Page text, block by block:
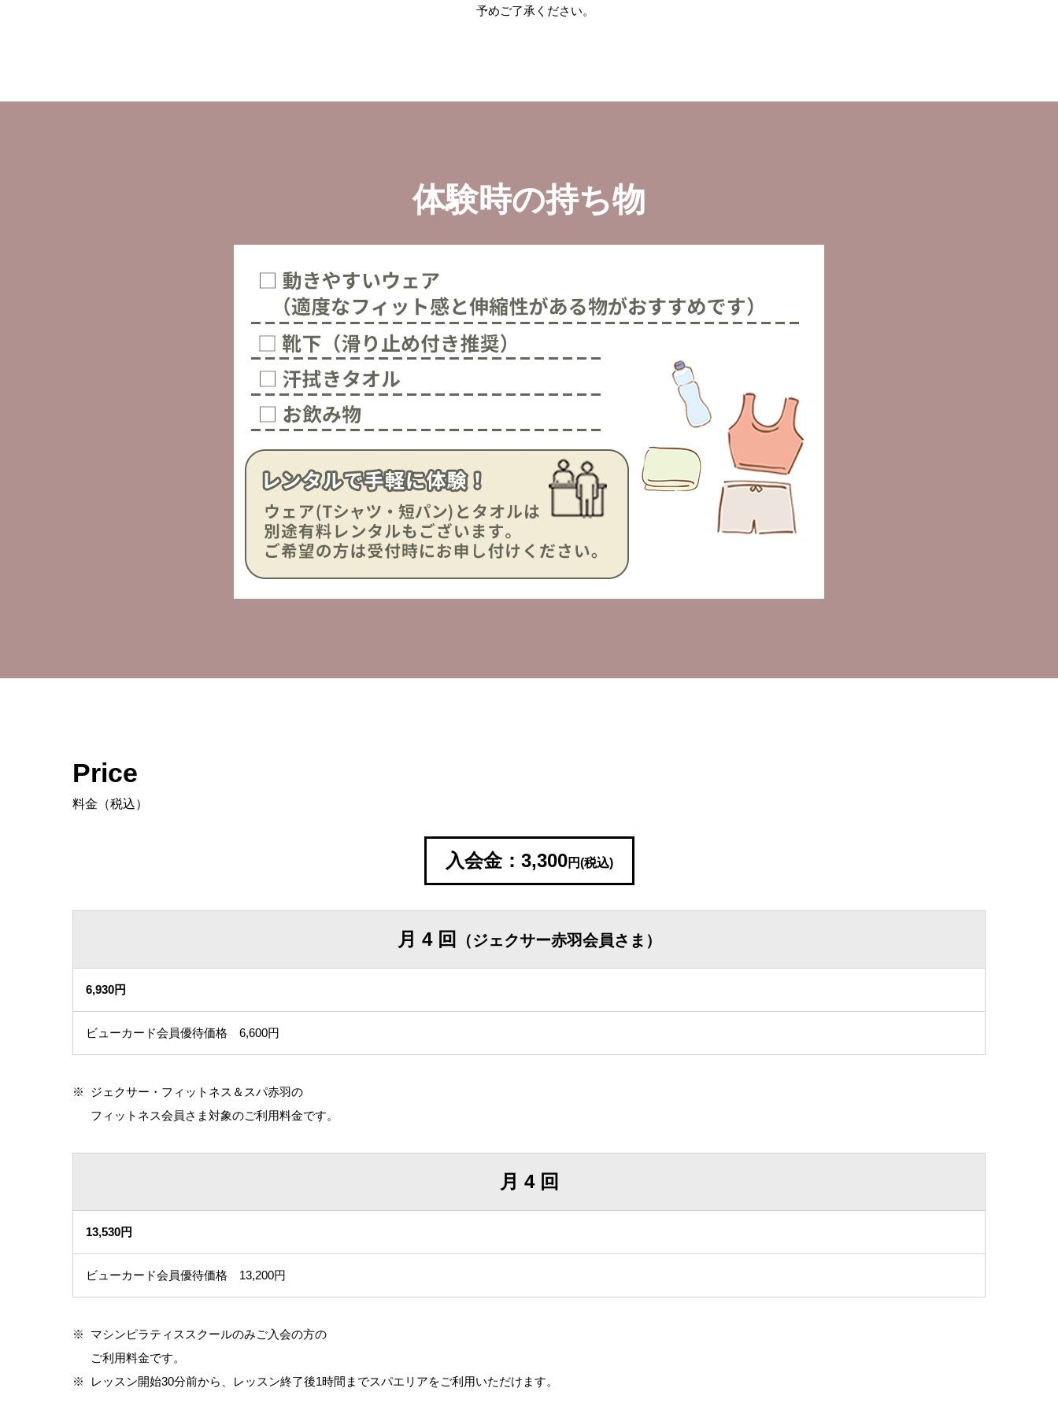
予めご了承ください。
体験時の持ち物
Price
料金（税込）
入会金：3,300円(税込)
月 4 回 （ジェクサー赤羽会員さま）
6,930円
ビューカード会員優待価格 6,600円
※
ジェクサー・フィットネス＆スパ赤羽の
フィットネス会員さま対象のご利用料金です。
月 4 回
13,530円
ビューカード会員優待価格 13,200円
※
マシンピラティススクールのみご入会の方の
ご利用料金です。
※
レッスン開始30分前から、レッスン終了後1時間までスパエリアをご利用いただけます。